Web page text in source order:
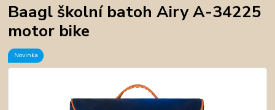
Baagl školní batoh Airy A-34225
motor bike
Novinka